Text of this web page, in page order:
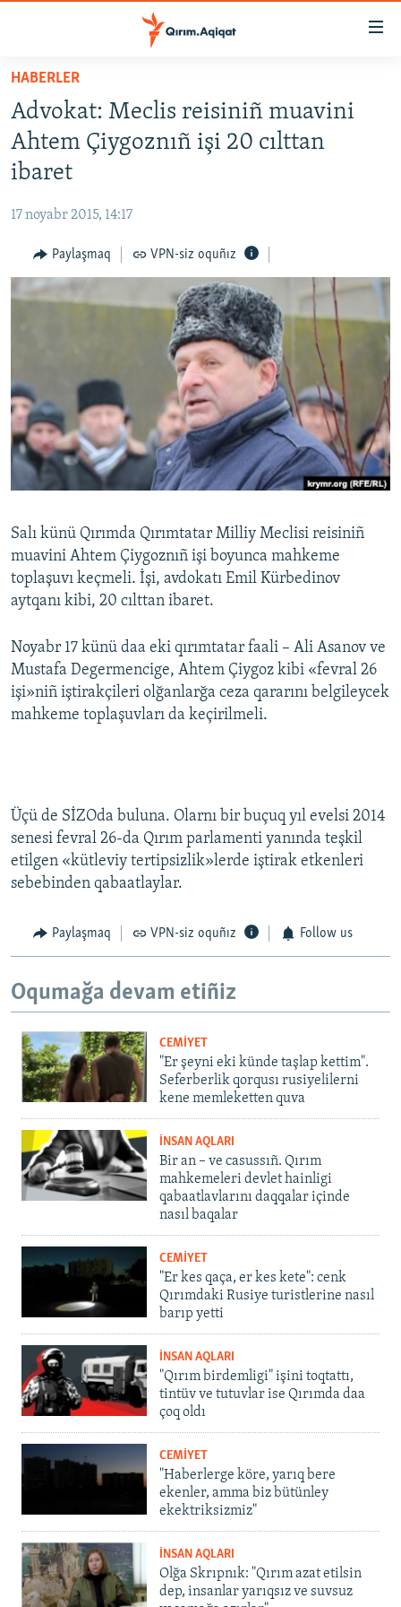
Esas
qaytmaq
Baş
navigatsiyağa
qaytmaq
Qıdıruvğa
qaytmaq
HABERLER
SİYASET
İQTİSADİYAT
MEDENİYET
İNSAN AQLARI
VİDEO
FİKİR
Русский
Українською
RFE/RS bütün saytları
HABERLER
Advokat: Meclis reisiniñ muavini
Ahtem Çiygoznıñ işi 20 cılttan
ibaret
17 noyabr 2015, 14:17
Paylaşmaq VPN-siz oquñız
Salı künü Qırımda Qırımtatar Milliy Meclisi reisiniñ
muavini Ahtem Çiygoznıñ işi boyunca mahkeme
toplaşuvı keçmeli. İşi, avdokatı Emil Kürbedinov
aytqanı kibi, 20 cılttan ibaret.
Noyabr 17 künü daa eki qırımtatar faali – Ali Asanov ve
Mustafa Degermencige, Ahtem Çiygoz kibi «fevral 26
işi»niñ iştirakçileri olğanlarğa ceza qararını belgileycek
mahkeme toplaşuvları da keçirilmeli.
Üçü de SİZOda buluna. Olarnı bir buçuq yıl evelsi 2014
senesi fevral 26-da Qırım parlamenti yanında teşkil
etilgen «kütleviy tertipsizlik»lerde iştirak etkenleri
sebebinden qabaatlaylar.
Paylaşmaq VPN-siz oquñız Follow us
Oqumağa devam etiñiz
CEMİYET
"Er şeyni eki künde taşlap kettim".
Seferberlik qorqusı rusiyelilerni
kene memleketten quva
İNSAN AQLARI
Bir an – ve casussıñ. Qırım
mahkemeleri devlet hainligi
qabaatlavlarını daqqalar içinde
nasıl baqalar
CEMİYET
"Er kes qaça, er kes kete": cenk
Qırımdaki Rusiye turistlerine nasıl
barıp yetti
İNSAN AQLARI
"Qırım birdemligi" işini toqtattı,
tintüv ve tutuvlar ise Qırımda daa
çoq oldı
CEMİYET
"Haberlerge köre, yarıq bere
ekenler, amma biz bütünley
ekektriksizmiz"
İNSAN AQLARI
Olğa Skrıpnık: "Qırım azat etilsin
dep, insanlar yarıqsız ve suvsuz